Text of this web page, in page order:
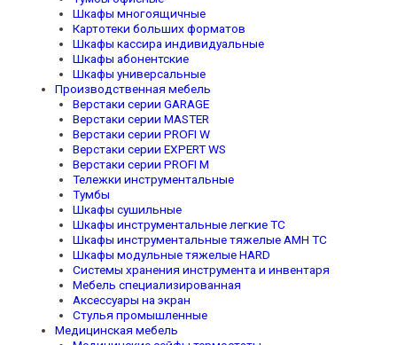
Шкафы многоящичные
Картотеки больших форматов
Шкафы кассира индивидуальные
Шкафы абонентские
Шкафы универсальные
Производственная мебель
Верстаки серии GARAGE
Верстаки серии MASTER
Верстаки серии PROFI W
Верстаки серии EXPERT WS
Верстаки серии PROFI M
Тележки инструментальные
Тумбы
Шкафы сушильные
Шкафы инструментальные легкие TC
Шкафы инструментальные тяжелые AMH TC
Шкафы модульные тяжелые HARD
Системы хранения инструмента и инвентаря
Мебель специализированная
Аксессуары на экран
Стулья промышленные
Медицинская мебель